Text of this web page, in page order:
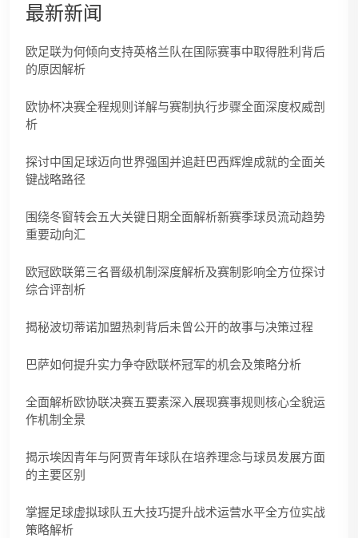
最新新闻
欧足联为何倾向支持英格兰队在国际赛事中取得胜利背后
的原因解析
欧协杯决赛全程规则详解与赛制执行步骤全面深度权威剖
析
探讨中国足球迈向世界强国并追赶巴西辉煌成就的全面关
键战略路径
围绕冬窗转会五大关键日期全面解析新赛季球员流动趋势
重要动向汇
欧冠欧联第三名晋级机制深度解析及赛制影响全方位探讨
综合评剖析
揭秘波切蒂诺加盟热刺背后未曾公开的故事与决策过程
巴萨如何提升实力争夺欧联杯冠军的机会及策略分析
全面解析欧协联决赛五要素深入展现赛事规则核心全貌运
作机制全景
揭示埃因青年与阿贾青年球队在培养理念与球员发展方面
的主要区别
掌握足球虚拟球队五大技巧提升战术运营水平全方位实战
策略解析